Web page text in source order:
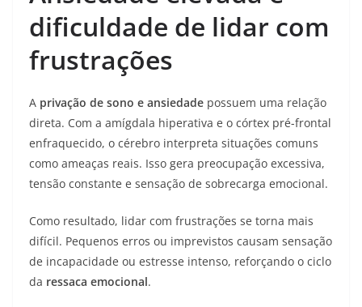
dificuldade de lidar com
frustrações
A privação de sono e ansiedade possuem uma relação
direta. Com a amígdala hiperativa e o córtex pré-frontal
enfraquecido, o cérebro interpreta situações comuns
como ameaças reais. Isso gera preocupação excessiva,
tensão constante e sensação de sobrecarga emocional.
Como resultado, lidar com frustrações se torna mais
difícil. Pequenos erros ou imprevistos causam sensação
de incapacidade ou estresse intenso, reforçando o ciclo
da ressaca emocional.